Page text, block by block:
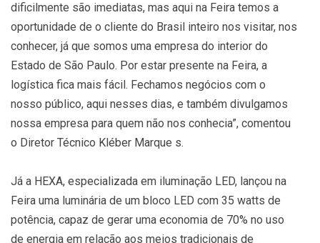
dificilmente são imediatas, mas aqui na Feira temos a
oportunidade de o cliente do Brasil inteiro nos visitar, nos
conhecer, já que somos uma empresa do interior do
Estado de São Paulo. Por estar presente na Feira, a
logística fica mais fácil. Fechamos negócios com o
nosso público, aqui nesses dias, e também divulgamos
nossa empresa para quem não nos conhecia”, comentou
o Diretor Técnico Kléber Marque s.
Já a HEXA, especializada em iluminação LED, lançou na
Feira uma luminária de um bloco LED com 35 watts de
potência, capaz de gerar uma economia de 70% no uso
de energia em relação aos meios tradicionais de